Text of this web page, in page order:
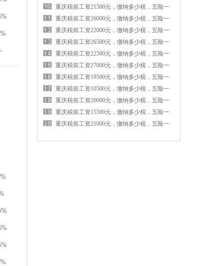
金各交多少钱
重庆税前工资21500元，缴纳多少税，五险一
金各交多少钱
重庆税前工资26000元，缴纳多少税，五险一
金各交多少钱
重庆税前工资22000元，缴纳多少税，五险一
金各交多少钱
重庆税前工资26500元，缴纳多少税，五险一
金各交多少钱
重庆税前工资22500元，缴纳多少税，五险一
金各交多少钱
重庆税前工资27000元，缴纳多少税，五险一
金各交多少钱
重庆税前工资19500元，缴纳多少税，五险一
金各交多少钱
重庆税前工资10500元，缴纳多少税，五险一
金各交多少钱
重庆税前工资20000元，缴纳多少税，五险一
金各交多少钱
重庆税前工资15500元，缴纳多少税，五险一
金各交多少钱
重庆税前工资21000元，缴纳多少税，五险一